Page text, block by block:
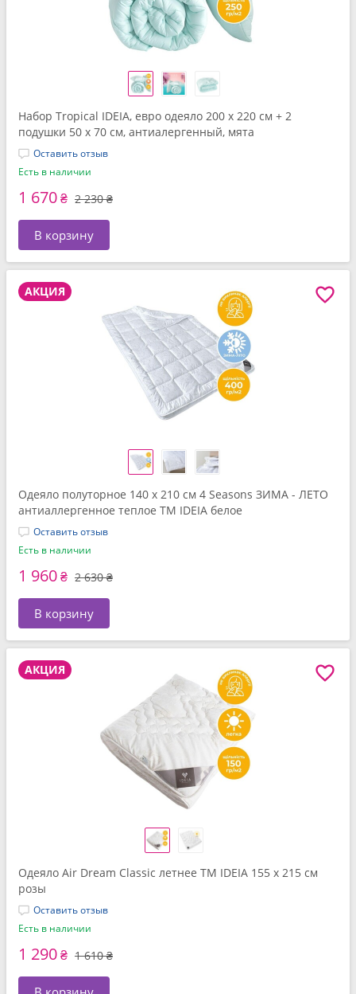
Набор Tropical IDEIA, евро одеяло 200 x 220 см + 2
подушки 50 x 70 см, антиалергенный, мята
Оставить отзыв
Есть в наличии
1 670₴ 2 230 ₴
В корзину
АКЦИЯ
Одеяло полуторное 140 x 210 см 4 Seasons ЗИМА - ЛЕТО
антиаллергенное теплое TM IDEIA белое
Оставить отзыв
Есть в наличии
1 960₴ 2 630 ₴
В корзину
АКЦИЯ
Одеяло Air Dream Classic летнее ТМ IDEIA 155 x 215 см
розы
Оставить отзыв
Есть в наличии
1 290₴ 1 610 ₴